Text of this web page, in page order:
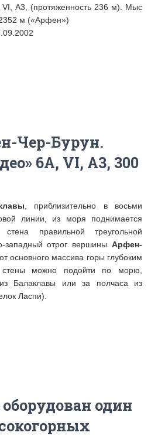
, VI, A3, (протяженность 236 м). Мыс
м («Арфен»)
Чер-Бурун.
6А, VI, A3, 300
, приблизительно в восьми
линии, из моря поднимается
правильной треугольной
отрог вершины Арфен-
основного массива горы глубоким
можно подойти по морю,
Балаклавы или за полчаса из
Ласпи).
один